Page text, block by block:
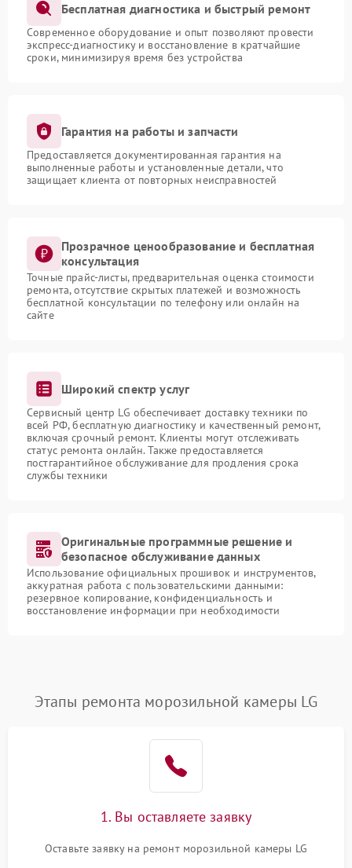
Бесплатная диагностика и быстрый ремонт
Современное оборудование и опыт позволяют провести
экспресс-диагностику и восстановление в кратчайшие
сроки, минимизируя время без устройства
Гарантия на работы и запчасти
Предоставляется документированная гарантия на
выполненные работы и установленные детали, что
защищает клиента от повторных неисправностей
Прозрачное ценообразование и бесплатная
консультация
Точные прайс-листы, предварительная оценка стоимости
ремонта, отсутствие скрытых платежей и возможность
бесплатной консультации по телефону или онлайн на
сайте
Широкий спектр услуг
Сервисный центр LG обеспечивает доставку техники по
всей РФ, бесплатную диагностику и качественный ремонт,
включая срочный ремонт. Клиенты могут отслеживать
статус ремонта онлайн. Также предоставляется
постгарантийное обслуживание для продления срока
службы техники
Оригинальные программные решение и
безопасное обслуживание данных
Использование официальных прошивок и инструментов,
аккуратная работа с пользовательскими данными:
резервное копирование, конфиденциальность и
восстановление информации при необходимости
Этапы ремонта морозильной камеры LG
1. Вы оставляете заявку
Оставьте заявку на ремонт морозильной камеры LG